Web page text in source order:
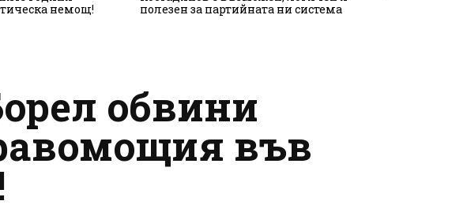
немощ!
полезен за партийната ни система
обвини
във